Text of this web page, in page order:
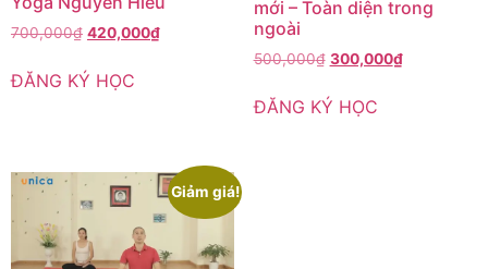
700,000₫ 420,000₫
ĐĂNG KÝ HỌC
mới – Toàn diện trong
ngoài
500,000₫ 300,000₫
ĐĂNG KÝ HỌC
Giảm giá!